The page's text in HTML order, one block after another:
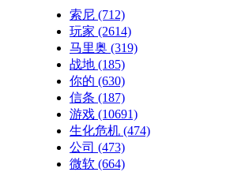
索尼 (712)
玩家 (2614)
马里奥 (319)
战地 (185)
你的 (630)
信条 (187)
游戏 (10691)
生化危机 (474)
公司 (473)
微软 (664)